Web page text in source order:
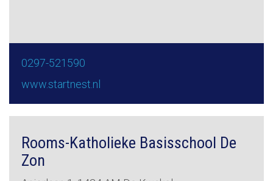
0297-521590
www.startnest.nl
Rooms-Katholieke Basisschool De
Zon